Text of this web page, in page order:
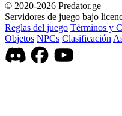
© 2020-2026 Predator.ge
Servidores de juego bajo
Reglas del juego Términos y
Objetos NPCs Clasificación